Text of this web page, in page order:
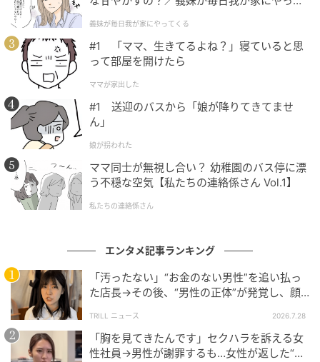
「それに痛みを乗り越えてこそ、愛情が生まれるの
よ」
医師から無痛分娩を勧められていると説明しているに
もかかわらず、義母の考えは変わらない様子です。
が】
義妹が毎日我が家にやってくる
#1 「ママ、生きてるよね？」寝ていると思
って部屋を開けたら
ママが家出した
#1 送迎のバスから「娘が降りてきてませ
ん」
娘が拐われた
ママ同士が無視し合い？ 幼稚園のバス停に漂
う不穏な空気【私たちの連絡係さん Vol.1】
私たちの連絡係さん
エンタメ記事ランキング
「汚ったない」“お金のない男性”を追い払っ
た店長→その後、“男性の正体”が発覚し、顔
TRILL ニュース 2026.7.28
「胸を見てきたんです」セクハラを訴える女
性社員→男性が謝罪するも…女性が返した“一